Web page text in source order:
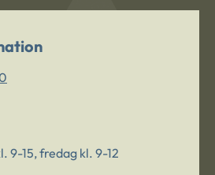
9-15, fredag kl. 9-12